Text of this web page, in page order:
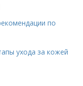
по
ухода за кожей